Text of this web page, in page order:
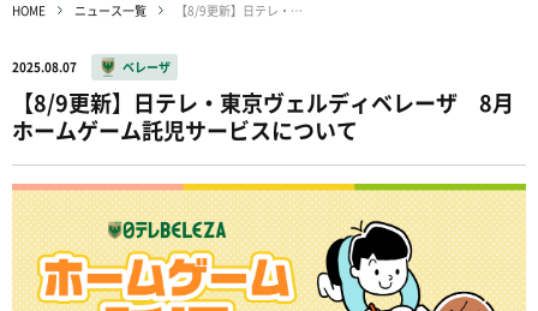
HOME ニュース一覧 【8/9更新】日テレ・東京ヴェルディベレーザ 8月ホームゲーム託児サービスについて
2025.08.07 ベレーザ
【8/9更新】日テレ・東京ヴェルディベレーザ 8月
ホームゲーム託児サービスについて